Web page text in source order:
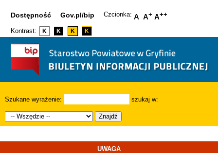
Dostępność Gov.pl/bip Czcionka: A A+ A++
Kontrast: K K K K
Szukane wyrażenie: szukaj w:
Znajdź
UWAGA